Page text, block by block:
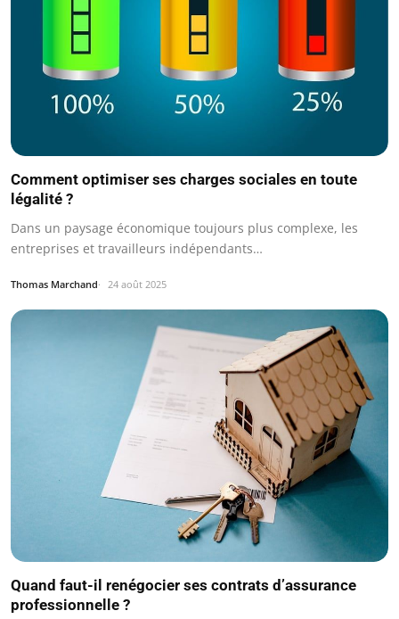
Comment optimiser ses charges sociales en toute
légalité ?
Dans un paysage économique toujours plus complexe, les
entreprises et travailleurs indépendants…
Thomas Marchand 24 août 2025
Quand faut-il renégocier ses contrats d’assurance
professionnelle ?